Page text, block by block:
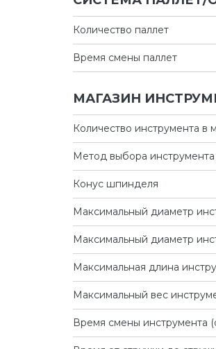
Количество паллет
Время смены паллет
МАГАЗИН
Количество инструмента в
Метод выбора инструмента
Конус шпинделя
Максимальный диаметр
Максимальный диаметр
Максимальная длина
Максимальный вес
Время смены инструмента